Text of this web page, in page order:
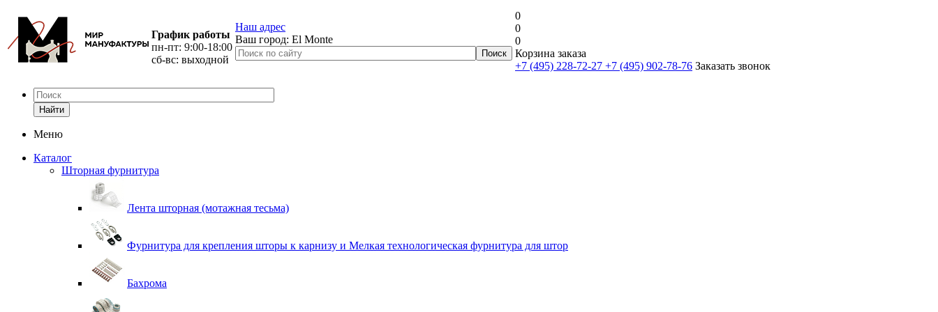
График работы
пн-пт: 9:00-18:00
сб-вс: выходной
Наш адрес
Ваш город: El Monte
0
0
0
Корзина заказа
+7 (495) 228-72-27 +7 (495) 902-78-76 Заказать звонок
Найти
Меню
Каталог
Шторная фурнитура
Лента шторная (мотажная тесьма)
Фурнитура для крепления шторы к карнизу и Мелкая технологическая фурнитура для штор
Бахрома